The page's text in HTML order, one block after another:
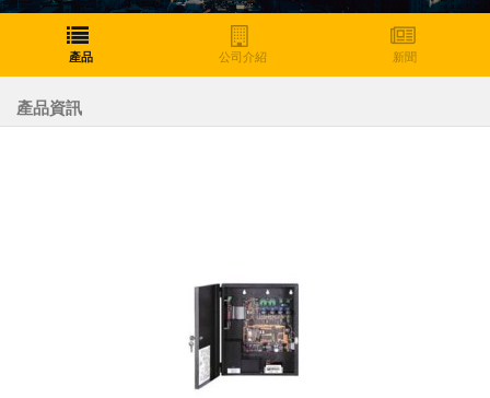
產品 公司介紹 新聞
產品資訊